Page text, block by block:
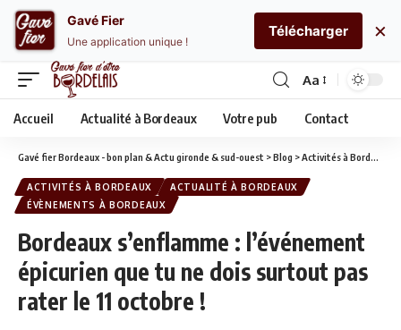
Aa
Accueil Actualité à Bordeaux Votre pub Contact
Gavé fier Bordeaux - bon plan & Actu gironde & sud-ouest >Blog >Activités à Bordeaux
ACTIVITÉS À BORDEAUX
ACTUALITÉ À BORDEAUX
ÉVÈNEMENTS À BORDEAUX
Bordeaux s’enflamme : l’événement
épicurien que tu ne dois surtout pas
rater le 11 octobre !
Gavé Fier
Une application unique !
Télécharger ×